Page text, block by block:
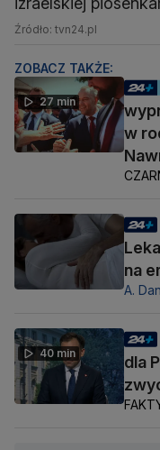
Źródło: tvn24.pl
ZOBACZ TAKŻE:
27 min
w
na
A.
40 min
dla